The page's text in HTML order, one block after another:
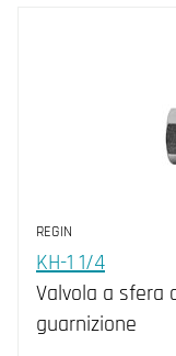
REGIN
KH-1 1/4
Valvola a sfera
guarnizione